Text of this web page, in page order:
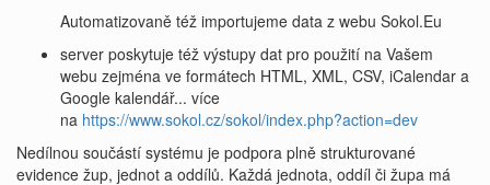
Automatizovaně též importujeme data z webu Sokol.Eu
server poskytuje též výstupy dat pro použití na Vašem
webu zejména ve formátech HTML, XML, CSV, iCalendar a
Google kalendář... více
na https://www.sokol.cz/sokol/index.php?action=dev
Nedílnou součástí systému je podpora plně strukturované
evidence žup, jednot a oddílů. Každá jednota, oddíl či župa má